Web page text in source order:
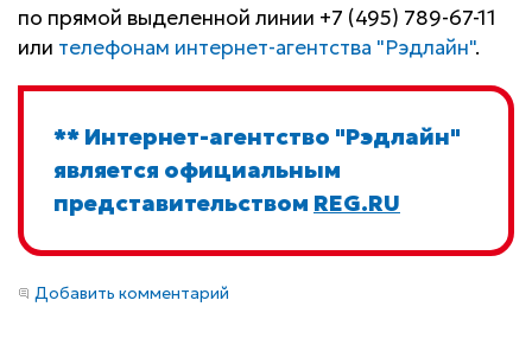
по прямой выделенной линии +7 (495) 789-67-11
или телефонам интернет-агентства "Рэдлайн".
** Интернет-агентство "Рэдлайн"
является официальным
представительством REG.RU
Добавить комментарий